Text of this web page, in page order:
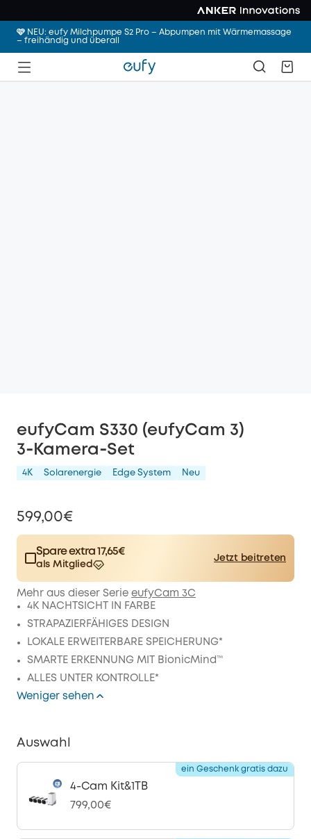
🩷 NEU: eufy Milchpumpe S2 Pro – Abpumpen mit Wärmemassage
– freihändig und überall
eufyCam S330 (eufyCam 3)
3‑Kamera‑Set
4K Solarenergie Edge System Neu
599,00€
Spare extra 17,65€
als Mitglied
Jetzt beitreten
Plus Member $15.00
Spare 17,65€ Now
worth more than 17,65€
Other Benefits
Mehr aus dieser Serie eufyCam 3C
4K NACHTSICHT IN FARBE
STRAPAZIERFÄHIGES DESIGN
LOKALE ERWEITERBARE SPEICHERUNG*
SMARTE ERKENNUNG MIT BionicMind™
ALLES UNTER KONTROLLE*
Weniger sehen
Auswahl
4-Cam Kit&1TB
799,00€
ein Geschenk gratis dazu